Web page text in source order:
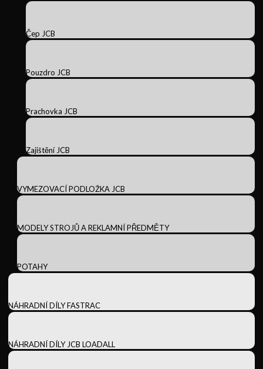
Čep JCB
Pouzdro JCB
Prachovka JCB
Zajištění JCB
VYMEZOVACÍ PODLOŽKA JCB
MODELY STROJŮ A REKLAMNÍ PŘEDMĚTY
POTAHY
NÁHRADNÍ DÍLY FASTRAC
NÁHRADNÍ DÍLY JCB LOADALL